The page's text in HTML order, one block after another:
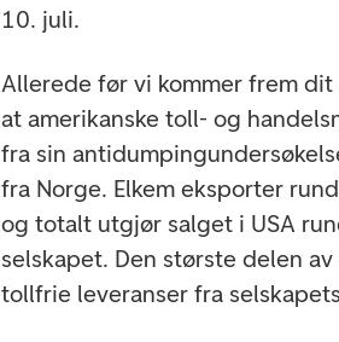
10. juli.
Allerede før vi kommer frem
at amerikanske toll- og
fra sin
fra Norge. Elkem eksporter
og totalt utgjør salget i USA
selskapet. Den største delen
tollfrie leveranser fra